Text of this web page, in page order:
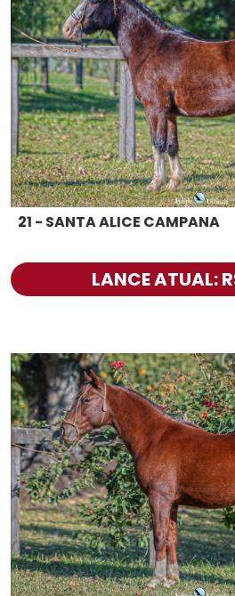
21 - SANTA ALICE CAMPANA
LANCE ATUAL: